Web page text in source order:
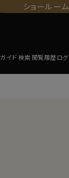
ショールーム